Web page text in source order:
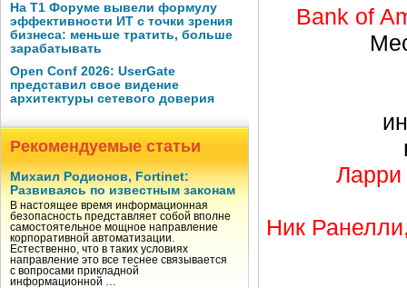
На Т1 Форуме вывели формулу
эффективности ИТ с точки зрения
бизнеса: меньше тратить, больше
зарабатывать
Open Conf 2026: UserGate
представил свое видение
архитектуры сетевого доверия
Рекомендуемые статьи
Михаил Родионов, Fortinet:
Развиваясь по известным законам
В настоящее время информационная
безопасность представляет собой вполне
самостоятельное мощное направление
корпоративной автоматизации.
Естественно, что в таких условиях
направление это все теснее связывается
с вопросами прикладной
информационной …
Bank of
Ник